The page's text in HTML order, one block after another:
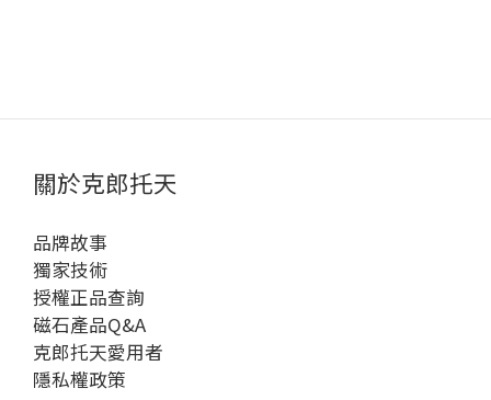
關於克郎托天
品牌故事
獨家技術
授權正品查詢
磁石產品Q&A
克郎托天愛用者
隱私權政策